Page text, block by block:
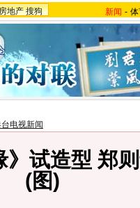
地产 搜狗 新闻 -
电视新闻
》试造型 郑
(图)